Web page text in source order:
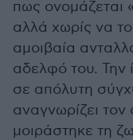
πως ονομάζεται
αλλά χωρίς να το
αμοιβαία
αδελφό του. Την
σε απόλυτη
αναγνωρίζει
μοιράστηκε τη